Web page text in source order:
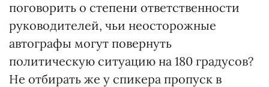
поговорить о степени ответственности
руководителей, чьи неосторожные
автографы могут повернуть
политическую ситуацию на 180 градусов?
Не отбирать же у спикера пропуск в